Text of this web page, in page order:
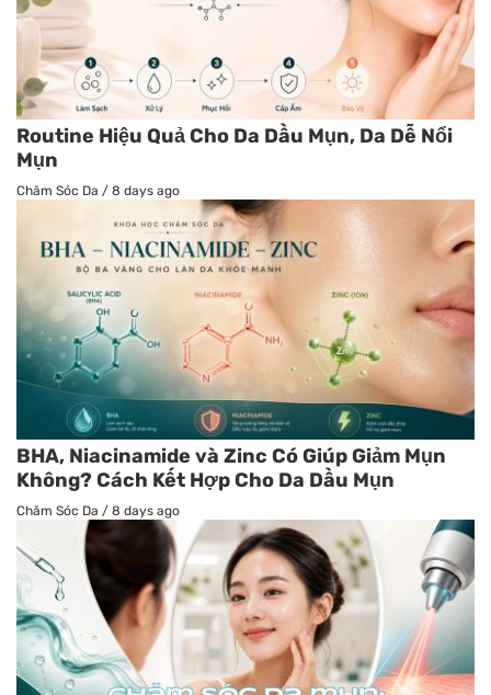
Routine Hiệu Quả Cho Da Dầu Mụn, Da Dễ Nổi
Mụn
Chăm Sóc Da / 8 days ago
BHA, Niacinamide và Zinc Có Giúp Giảm Mụn
Không? Cách Kết Hợp Cho Da Dầu Mụn
Chăm Sóc Da / 8 days ago